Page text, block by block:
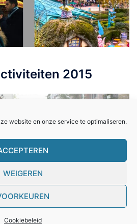
website en onze service te optimaliseren.
WEIGEREN
Cookiebeleid
2015